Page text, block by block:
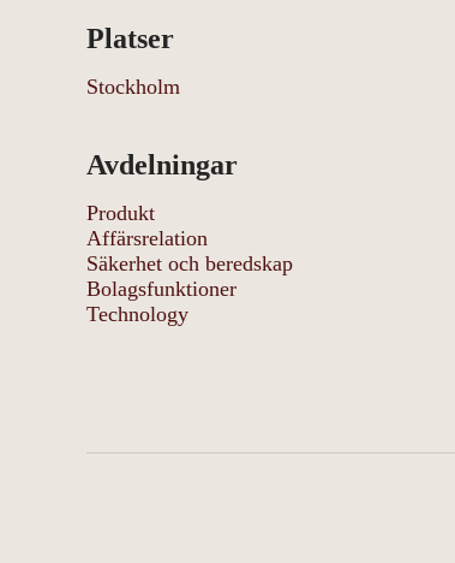
Platser
Stockholm
Avdelningar
Produkt
Affärsrelation
Säkerhet och beredskap
Bolagsfunktioner
Technology